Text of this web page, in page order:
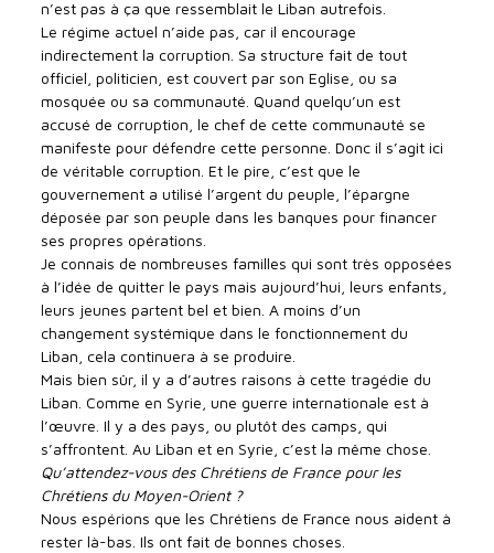
n’est pas à ça que ressemblait le Liban autrefois.
Le régime actuel n’aide pas, car il encourage
indirectement la corruption. Sa structure fait de tout
officiel, politicien, est couvert par son Eglise, ou sa
mosquée ou sa communauté. Quand quelqu’un est
accusé de corruption, le chef de cette communauté se
manifeste pour défendre cette personne. Donc il s’agit ici
de véritable corruption. Et le pire, c’est que le
gouvernement a utilisé l’argent du peuple, l’épargne
déposée par son peuple dans les banques pour financer
ses propres opérations.
Je connais de nombreuses familles qui sont très opposées
à l’idée de quitter le pays mais aujourd’hui, leurs enfants,
leurs jeunes partent bel et bien. A moins d’un
changement systémique dans le fonctionnement du
Liban, cela continuera à se produire.
Mais bien sûr, il y a d’autres raisons à cette tragédie du
Liban. Comme en Syrie, une guerre internationale est à
l’œuvre. Il y a des pays, ou plutôt des camps, qui
s’affrontent. Au Liban et en Syrie, c’est la même chose.
Qu’attendez-vous des Chrétiens de France pour les
Chrétiens du Moyen-Orient ?
Nous espérions que les Chrétiens de France nous aident à
rester là-bas. Ils ont fait de bonnes choses.